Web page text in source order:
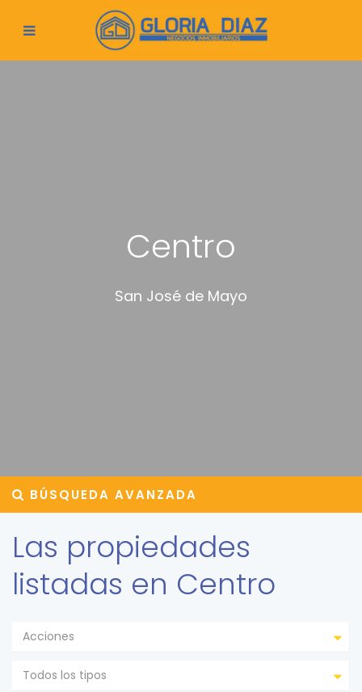
Centro
San José de Mayo
BÚSQUEDA AVANZADA
Las propiedades
listadas en Centro
Acciones
Todos los tipos